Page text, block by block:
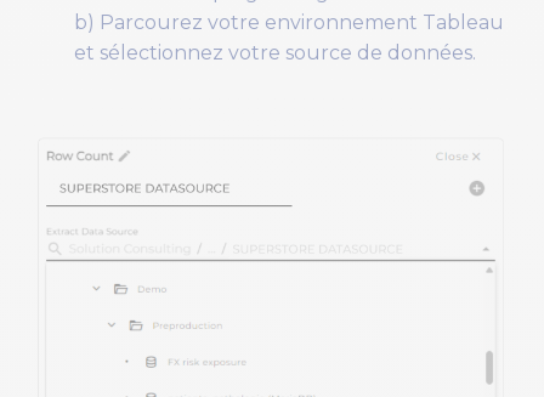
b) Parcourez votre environnement Tableau
et sélectionnez votre source de données.